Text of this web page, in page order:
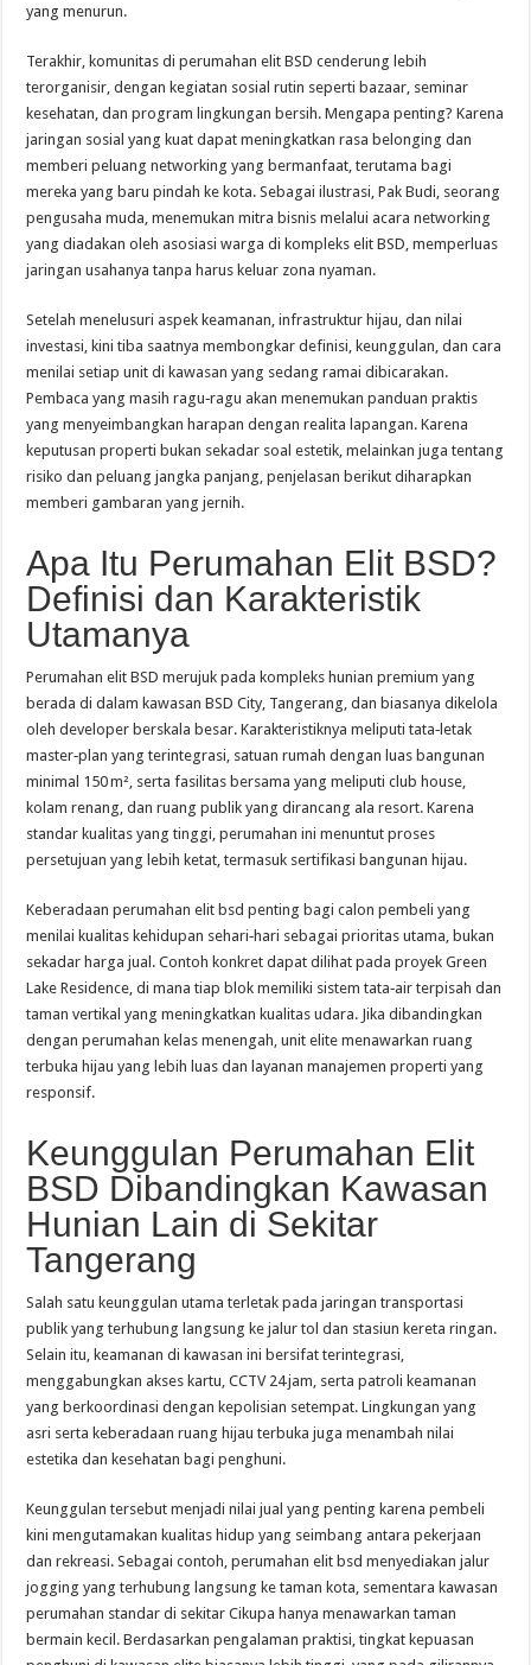
yang menurun.
Terakhir, komunitas di perumahan elit BSD cenderung lebih
terorganisir, dengan kegiatan sosial rutin seperti bazaar, seminar
kesehatan, dan program lingkungan bersih. Mengapa penting? Karena
jaringan sosial yang kuat dapat meningkatkan rasa belonging dan
memberi peluang networking yang bermanfaat, terutama bagi
mereka yang baru pindah ke kota. Sebagai ilustrasi, Pak Budi, seorang
pengusaha muda, menemukan mitra bisnis melalui acara networking
yang diadakan oleh asosiasi warga di kompleks elit BSD, memperluas
jaringan usahanya tanpa harus keluar zona nyaman.
Setelah menelusuri aspek keamanan, infrastruktur hijau, dan nilai
investasi, kini tiba saatnya membongkar definisi, keunggulan, dan cara
menilai setiap unit di kawasan yang sedang ramai dibicarakan.
Pembaca yang masih ragu‑ragu akan menemukan panduan praktis
yang menyeimbangkan harapan dengan realita lapangan. Karena
keputusan properti bukan sekadar soal estetik, melainkan juga tentang
risiko dan peluang jangka panjang, penjelasan berikut diharapkan
memberi gambaran yang jernih.
Apa Itu Perumahan Elit BSD?
Definisi dan Karakteristik
Utamanya
Perumahan elit BSD merujuk pada kompleks hunian premium yang
berada di dalam kawasan BSD City, Tangerang, dan biasanya dikelola
oleh developer berskala besar. Karakteristiknya meliputi tata‑letak
master‑plan yang terintegrasi, satuan rumah dengan luas bangunan
minimal 150 m², serta fasilitas bersama yang meliputi club house,
kolam renang, dan ruang publik yang dirancang ala resort. Karena
standar kualitas yang tinggi, perumahan ini menuntut proses
persetujuan yang lebih ketat, termasuk sertifikasi bangunan hijau.
Keberadaan perumahan elit bsd penting bagi calon pembeli yang
menilai kualitas kehidupan sehari‑hari sebagai prioritas utama, bukan
sekadar harga jual. Contoh konkret dapat dilihat pada proyek Green
Lake Residence, di mana tiap blok memiliki sistem tata‑air terpisah dan
taman vertikal yang meningkatkan kualitas udara. Jika dibandingkan
dengan perumahan kelas menengah, unit elite menawarkan ruang
terbuka hijau yang lebih luas dan layanan manajemen properti yang
responsif.
Keunggulan Perumahan Elit
BSD Dibandingkan Kawasan
Hunian Lain di Sekitar
Tangerang
Salah satu keunggulan utama terletak pada jaringan transportasi
publik yang terhubung langsung ke jalur tol dan stasiun kereta ringan.
Selain itu, keamanan di kawasan ini bersifat terintegrasi,
menggabungkan akses kartu, CCTV 24 jam, serta patroli keamanan
yang berkoordinasi dengan kepolisian setempat. Lingkungan yang
asri serta keberadaan ruang hijau terbuka juga menambah nilai
estetika dan kesehatan bagi penghuni.
Keunggulan tersebut menjadi nilai jual yang penting karena pembeli
kini mengutamakan kualitas hidup yang seimbang antara pekerjaan
dan rekreasi. Sebagai contoh, perumahan elit bsd menyediakan jalur
jogging yang terhubung langsung ke taman kota, sementara kawasan
perumahan standar di sekitar Cikupa hanya menawarkan taman
bermain kecil. Berdasarkan pengalaman praktisi, tingkat kepuasan